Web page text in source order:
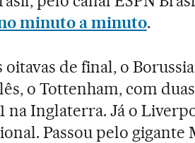
minuto a minuto.
oitavas de final, o
o Tottenham, com
na Inglaterra. Já o
Passou pelo